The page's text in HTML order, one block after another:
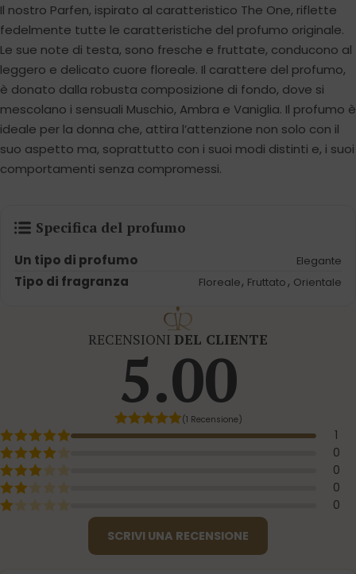
Il nostro Parfen, ispirato al caratteristico The One, riflette
fedelmente tutte le caratteristiche del profumo originale.
Le sue note di testa, sono fresche e fruttate, conducono al
leggero e delicato cuore floreale. Il carattere del profumo,
è donato dalla robusta composizione di fondo, dove si
mescolano i sensuali Muschio, Ambra e Vaniglia. Il profumo è
ideale per la donna che, attira l’attenzione non solo con il
suo aspetto ma, soprattutto con i suoi modi distinti e, i suoi
comportamenti senza compromessi.
Specifica del profumo
Un tipo di profumo Elegante
Tipo di fragranza Floreale, Fruttato , Orientale
RECENSIONI DEL CLIENTE
5.00
(1 Recensione)
1
0
0
0
0
SCRIVI UNA RECENSIONE